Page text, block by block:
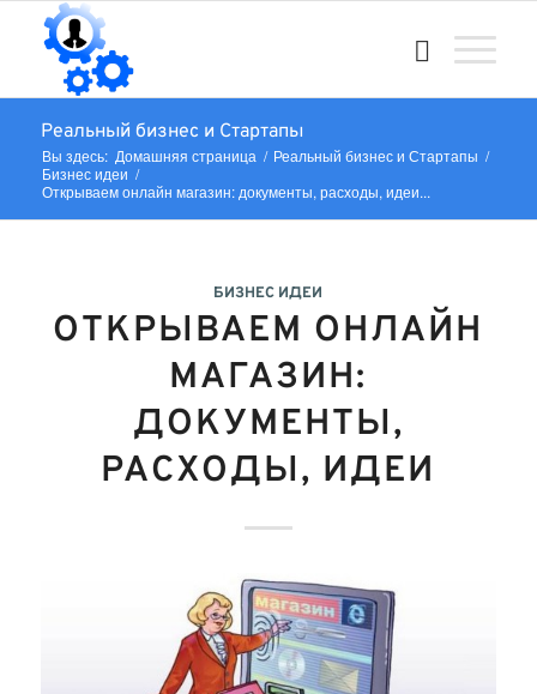
Реальный бизнес и Стартапы
Вы здесь: Домашняя страница / Реальный бизнес и Стартапы /
Бизнес идеи /
Открываем онлайн магазин: документы, расходы, идеи...
БИЗНЕС ИДЕИ
ОТКРЫВАЕМ ОНЛАЙН
МАГАЗИН:
ДОКУМЕНТЫ,
РАСХОДЫ, ИДЕИ